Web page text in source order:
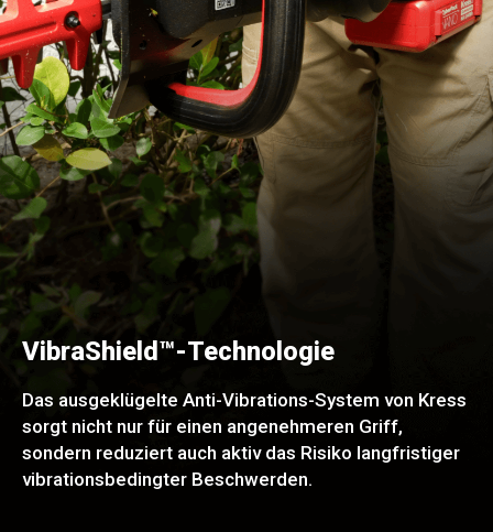
VibraShield™-Technologie
Das ausgeklügelte Anti-Vibrations-System von Kress
sorgt nicht nur für einen angenehmeren Griff,
sondern reduziert auch aktiv das Risiko langfristiger
vibrationsbedingter Beschwerden.